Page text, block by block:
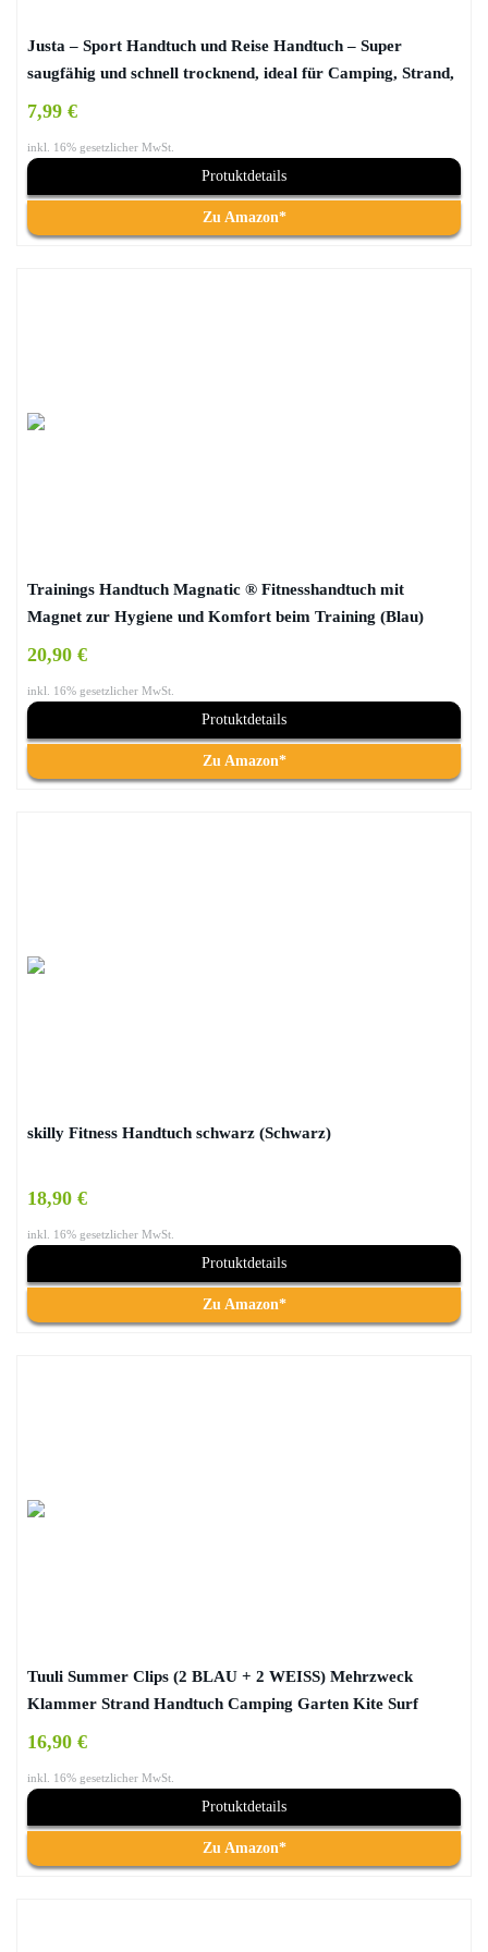
Justa – Sport Handtuch und Reise Handtuch – Super
saugfähig und schnell trocknend, ideal für Camping, Strand,
7,99 €
inkl. 16% gesetzlicher MwSt.
Protuktdetails
Zu Amazon*
Trainings Handtuch Magnatic ® Fitnesshandtuch mit
Magnet zur Hygiene und Komfort beim Training (Blau)
20,90 €
inkl. 16% gesetzlicher MwSt.
Protuktdetails
Zu Amazon*
skilly Fitness Handtuch schwarz (Schwarz)
18,90 €
inkl. 16% gesetzlicher MwSt.
Protuktdetails
Zu Amazon*
Tuuli Summer Clips (2 BLAU + 2 WEISS) Mehrzweck
Klammer Strand Handtuch Camping Garten Kite Surf
16,90 €
inkl. 16% gesetzlicher MwSt.
Protuktdetails
Zu Amazon*